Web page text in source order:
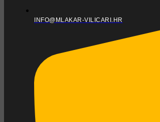
INFO@MLAKAR-VILICARI.HR